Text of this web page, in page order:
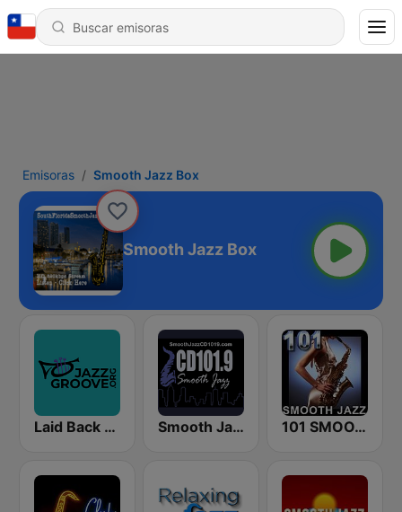
Emisoras Smooth Jazz Box
Smooth Jazz Box
Laid Back Jazz Smooth Jazz CD 101.9 FM 101 SMOOTH JAZZ